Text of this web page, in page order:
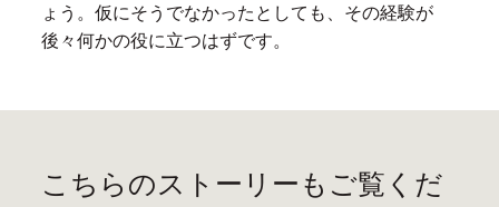
ょう。仮にそうでなかったとしても、その経験が
後々何かの役に立つはずです。
こちらのストーリーもご覧くだ